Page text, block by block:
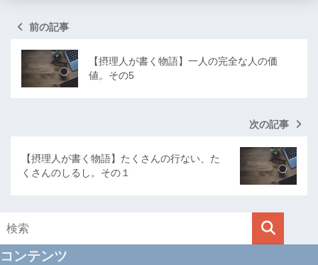
前の記事
【摂理人が書く物語】一人の完全な人の価
値。その5
次の記事
【摂理人が書く物語】たくさんの行ない、た
くさんのしるし。その１
コンテンツ